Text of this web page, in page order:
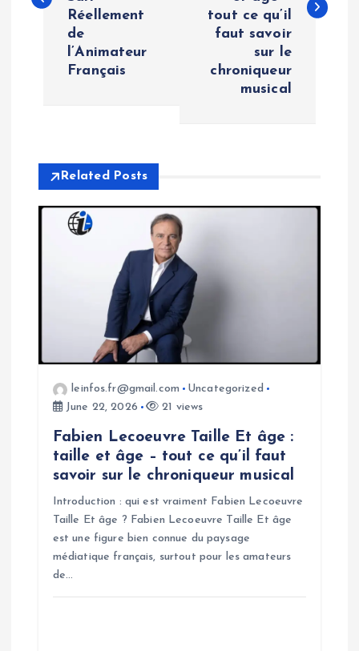
Réellement
de
l’Animateur
Français
tout ce qu’il
faut savoir
sur le
chroniqueur
musical
Related Posts
leinfos.fr@gmail.com
Uncategorized
June 22, 2026
21 views
Fabien Lecoeuvre Taille Et âge :
taille et âge – tout ce qu’il faut
savoir sur le chroniqueur musical
Introduction : qui est vraiment Fabien Lecoeuvre
Taille Et âge ? Fabien Lecoeuvre Taille Et âge
est une figure bien connue du paysage
médiatique français, surtout pour les amateurs
de…